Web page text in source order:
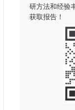
研方法和经验
获取报告！